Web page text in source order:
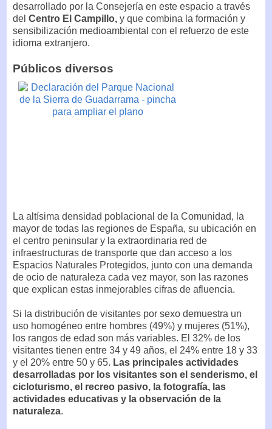
desarrollado por la Consejería en este espacio a través
del Centro El Campillo, y que combina la formación y
sensibilización medioambiental con el refuerzo de este
idioma extranjero.
Públicos diversos
La altísima densidad poblacional de la Comunidad, la
mayor de todas las regiones de España, su ubicación en
el centro peninsular y la extraordinaria red de
infraestructuras de transporte que dan acceso a los
Espacios Naturales Protegidos, junto con una demanda
de ocio de naturaleza cada vez mayor, son las razones
que explican estas inmejorables cifras de afluencia.
Si la distribución de visitantes por sexo demuestra un
uso homogéneo entre hombres (49%) y mujeres (51%),
los rangos de edad son más variables. El 32% de los
visitantes tienen entre 34 y 49 años, el 24% entre 18 y 33
y el 20% entre 50 y 65. Las principales actividades
desarrolladas por los visitantes son el senderismo, el
cicloturismo, el recreo pasivo, la fotografía, las
actividades educativas y la observación de la
naturaleza.